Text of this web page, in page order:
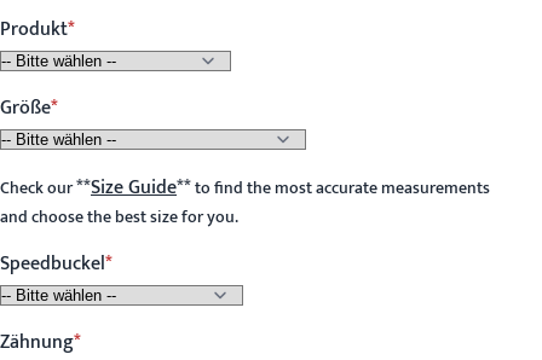
Produkt
Größe
Check our**Size Guide**to find the most accurate measurements
and choose the best size for you.
Speedbuckel
Zähnung